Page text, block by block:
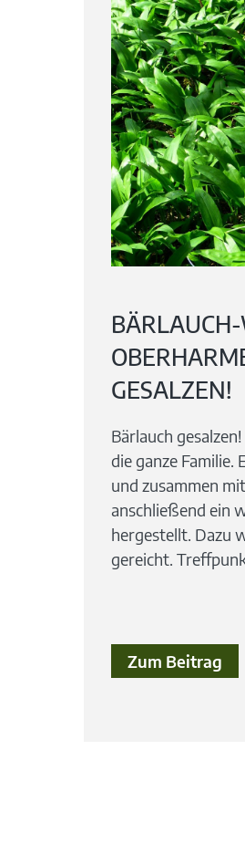
GESALZEN!
Bärlauch
die ganze Familie.
und zusammen
anschließend ein
hergestellt. Dazu
gereicht.
Zum Beitrag